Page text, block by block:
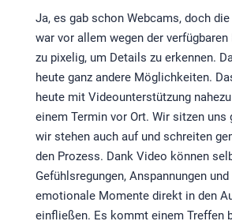
Ja, es gab schon Webcams, doch
war vor allem wegen der verfügbaren
zu pixelig, um Details zu erkennen.
heute ganz andere Möglichkeiten.
heute mit Videounterstützung
einem Termin vor Ort. Wir sitzen uns
wir stehen auch auf und schreiten
den Prozess. Dank Video können
Gefühlsregungen, Anspannungen und
emotionale Momente direkt in den
einfließen. Es kommt einem Treffen